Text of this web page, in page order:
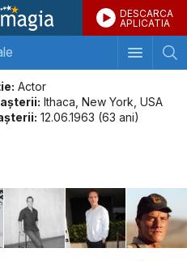
DESCARCA
APLICATIA
Actor
Ithaca, New York, USA
12.06.1963 (63 ani)